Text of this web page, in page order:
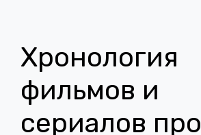
Хронология
фильмов и
сериалов про